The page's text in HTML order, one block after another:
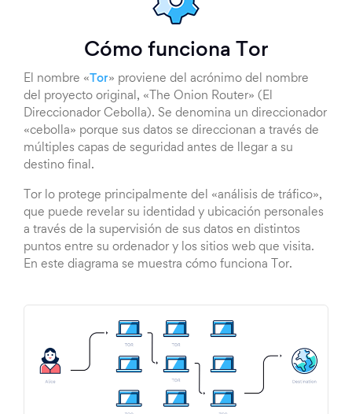
Cómo funciona Tor
El nombre « Tor» proviene del acrónimo del nombre
del proyecto original, «The Onion Router» (El
Direccionador Cebolla). Se denomina un direccionador
«cebolla» porque sus datos se direccionan a través de
múltiples capas de seguridad antes de llegar a su
destino final.
Tor lo protege principalmente del «análisis de tráfico»,
que puede revelar su identidad y ubicación personales
a través de la supervisión de sus datos en distintos
puntos entre su ordenador y los sitios web que visita.
En este diagrama se muestra cómo funciona Tor.